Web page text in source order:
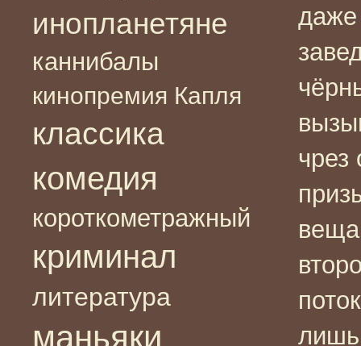
инопланетяне
каннибалы
кинопремия Капля
классика
комедия
короткометражный
криминал
литература
маньяки
даже
лишь